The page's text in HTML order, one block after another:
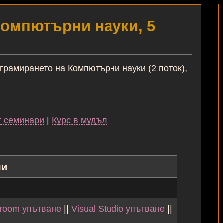
науки, 5
на Компютърни науки (2 поток),
семинари | Курс в мудъл
упътване ||Visual Studio упътване ||